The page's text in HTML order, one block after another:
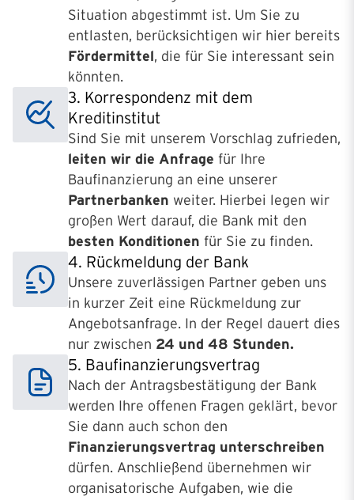
Situation abgestimmt ist. Um Sie zu
entlasten, berücksichtigen wir hier bereits
Fördermittel, die für Sie interessant sein
könnten.
3. Korrespondenz mit dem
Kreditinstitut
Sind Sie mit unserem Vorschlag zufrieden,
leiten wir die Anfrage für Ihre
Baufinanzierung an eine unserer
Partnerbanken weiter. Hierbei legen wir
großen Wert darauf, die Bank mit den
besten Konditionen für Sie zu finden.
4. Rückmeldung der Bank
Unsere zuverlässigen Partner geben uns
in kurzer Zeit eine Rückmeldung zur
Angebotsanfrage. In der Regel dauert dies
nur zwischen 24 und 48 Stunden.
5. Baufinanzierungsvertrag
Nach der Antragsbestätigung der Bank
werden Ihre offenen Fragen geklärt, bevor
Sie dann auch schon den
Finanzierungsvertrag unterschreiben
dürfen. Anschließend übernehmen wir
organisatorische Aufgaben, wie die